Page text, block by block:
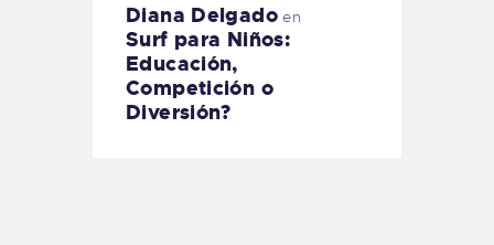
Diana Delgadoen
Surf para Niños:
Educación,
Competición o
Diversión?